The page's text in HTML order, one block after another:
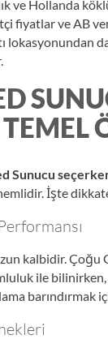
ve Hollanda
fiyatlar ve AB
lokasyonundan
Sunucu
İşte
kalbidir. Çoğu
ile
barındırmak